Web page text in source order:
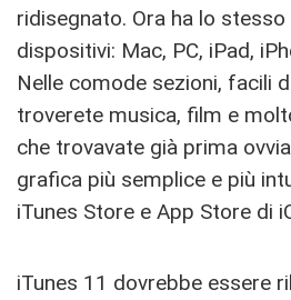
ridisegnato. Ora ha lo
dispositivi: Mac, PC, iPad,
Nelle comode sezioni, facili
troverete musica, film e
che trovavate già prima
grafica più semplice e più
iTunes Store e App Store di
iTunes 11 dovrebbe essere